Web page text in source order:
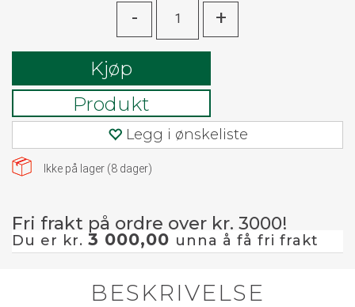
- +
Kjøp
Produkt
Legg i ønskeliste
Ikke på lager (8 dager)
Fri frakt på ordre over kr. 3000!
Du er kr. 3 000,00 unna å få fri frakt
BESKRIVELSE